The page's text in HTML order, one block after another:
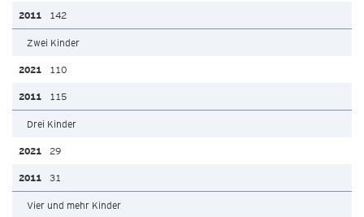
142
Zwei Kinder
110
115
Drei Kinder
29
31
Vier und mehr Kinder